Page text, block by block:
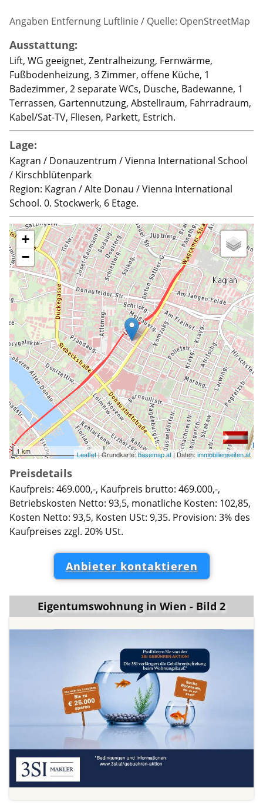
Angaben Entfernung Luftlinie / Quelle: OpenStreetMap
Ausstattung:
Lift, WG geeignet, Zentralheizung, Fernwärme,
Fußbodenheizung, 3 Zimmer, offene Küche, 1
Badezimmer, 2 separate WCs, Dusche, Badewanne, 1
Terrassen, Gartennutzung, Abstellraum, Fahrradraum,
Kabel/Sat-TV, Fliesen, Parkett, Estrich.
Lage:
Kagran / Donauzentrum / Vienna International School
/ Kirschblütenpark
Region: Kagran / Alte Donau / Vienna International
School. 0. Stockwerk, 6 Etage.
+
−
1 km Leaflet| Grundkarte:basemap.at| Daten: immobilienseiten.at
Preisdetails
Kaufpreis: 469.000,-, Kaufpreis brutto: 469.000,-,
Betriebskosten Netto: 93,5, monatliche Kosten: 102,85,
Kosten Netto: 93,5, Kosten USt: 9,35. Provision: 3% des
Kaufpreises zzgl. 20% USt.
Anbieter kontaktieren
Eigentumswohnung in Wien - Bild 2